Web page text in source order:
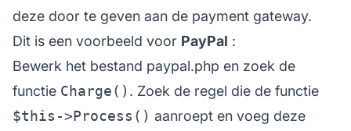
deze door te geven aan de payment gateway.
Dit is een voorbeeld voor PayPal :
Bewerk het bestand paypal.php en zoek de
functie Charge() . Zoek de regel die de functie
$this->Process() aanroept en voeg deze